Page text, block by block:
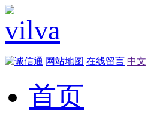
网站地图 在线留言 中文
首页